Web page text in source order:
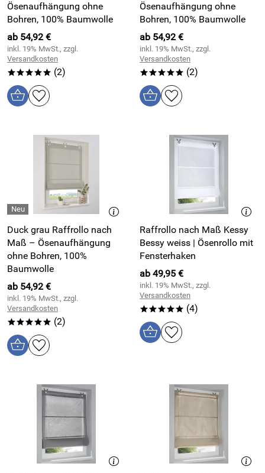
Ösenaufhängung ohne
Bohren, 100% Baumwolle
ab 54,92 €
inkl. 19% MwSt., zzgl.
Versandkosten
***** (2)
Ösenaufhängung ohne
Bohren, 100% Baumwolle
ab 54,92 €
inkl. 19% MwSt., zzgl.
Versandkosten
***** (2)
Duck grau Raffrollo nach
Maß – Ösenaufhängung
ohne Bohren, 100%
Baumwolle
ab 54,92 €
inkl. 19% MwSt., zzgl.
Versandkosten
***** (2)
Raffrollo nach Maß Kessy
Bessy weiss | Ösenrollo mit
Fensterhaken
ab 49,95 €
inkl. 19% MwSt., zzgl.
Versandkosten
***** (4)